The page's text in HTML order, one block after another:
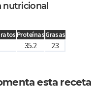
ProteínasGrasas
35.2 23
esta receta